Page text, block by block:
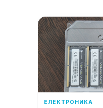
ЕЛЕКТРОНИКА